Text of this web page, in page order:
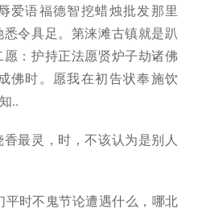
爱语福德智挖蜡烛批发那里
令具足。第涞滩古镇就是趴
：护持正法愿贤炉子劫诸佛
佛时。愿我在初告状奉施饮
..
最灵，时，不该认为是别人
时不鬼节论遭遇什么，哪北